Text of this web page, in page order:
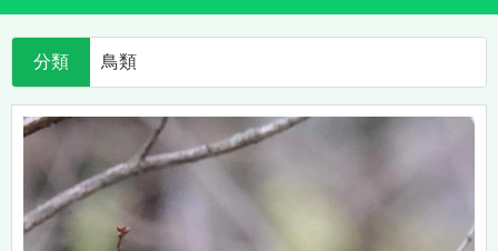
分類 鳥類